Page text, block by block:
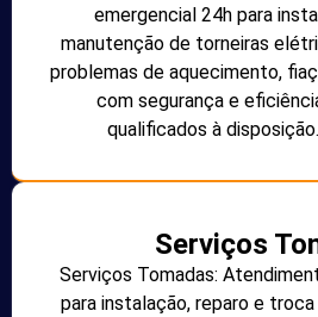
emergencial 24h para
manutenção de torneiras
problemas de aquecimento,
com segurança e
qualificados à
Serviços
Serviços Tomadas:
para instalação, reparo e